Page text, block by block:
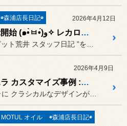
◉森浦店長日記◉ 2026年4月12日
ついに！展示開始 (๑•̀ㅂ•́)و✧ レカロ新商品 NEW RECARO LX-F 発売開始です (・ω<)/
2026年4月9日
ジムニーシエラ カスタマイズ事例 : SUZUKI Jimny SIERA JB74W × APIO WILDBOAR D
MOTUL オイル
◉森浦店長日記◉